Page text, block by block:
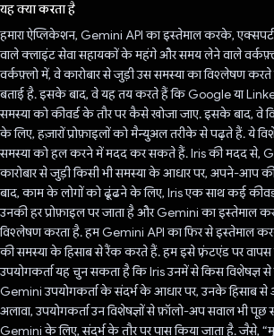
यह क्या करता है
हमारा ऐप्लिकेशन, Gemini API का इस्तेमाल करके,
वाले क्लाइंट सेवा सहायकों के महंगे और समय लेने वाले
वर्कफ़्लो में, वे कारोबार से जुड़ी उस समस्या का विश्लेषण
बताई है. इसके बाद, वे यह तय करते हैं कि Google या
समस्या को कीवर्ड के तौर पर कैसे खोजा जाए. इसके बाद, वे
के लिए, हज़ारों प्रोफ़ाइलों को मैन्युअल तरीके से पढ़ते हैं. ये
समस्या को हल करने में मदद कर सकते हैं. Iris की मदद से,
कारोबार से जुड़ी किसी भी समस्या के आधार पर, अपने-आप
बाद, काम के लोगों को ढूंढने के लिए, Iris एक साथ कई
उनकी हर प्रोफ़ाइल पर जाता है और Gemini का इस्तेमाल
विश्लेषण करता है. हम Gemini API का फिर से इस्तेमाल
की समस्या के हिसाब से रैंक करते हैं. हम इसे फ़्रंटएंड पर
उपयोगकर्ता यह चुन सकता है कि Iris उनमें से किस विशेषज्ञ
Gemini उपयोगकर्ता के संदर्भ के आधार पर, उनके हिसाब
अलावा, उपयोगकर्ता उन विशेषज्ञों से फ़ॉलो-अप सवाल भी
Gemini के लिए, संदर्भ के तौर पर पास किया जाता है.